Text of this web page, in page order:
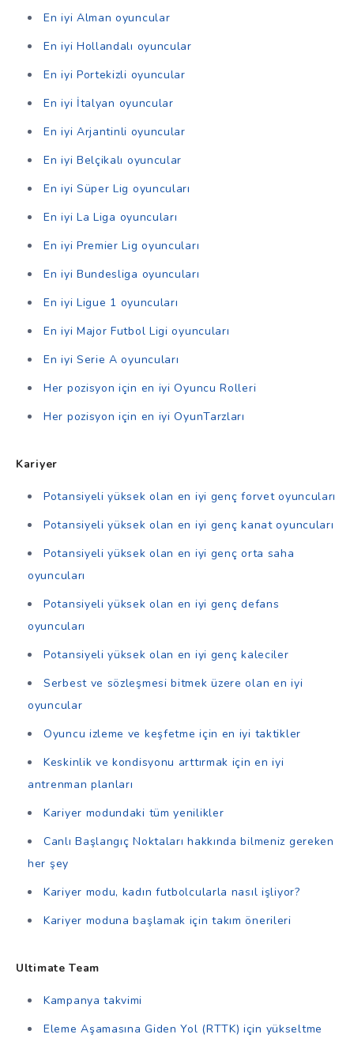
En iyi Alman oyuncular
En iyi Hollandalı oyuncular
En iyi Portekizli oyuncular
En iyi İtalyan oyuncular
En iyi Arjantinli oyuncular
En iyi Belçikalı oyuncular
En iyi Süper Lig oyuncuları
En iyi La Liga oyuncuları
En iyi Premier Lig oyuncuları
En iyi Bundesliga oyuncuları
En iyi Ligue 1 oyuncuları
En iyi Major Futbol Ligi oyuncuları
En iyi Serie A oyuncuları
Her pozisyon için en iyi Oyuncu Rolleri
Her pozisyon için en iyi OyunTarzları
Kariyer
Potansiyeli yüksek olan en iyi genç forvet oyuncuları
Potansiyeli yüksek olan en iyi genç kanat oyuncuları
Potansiyeli yüksek olan en iyi genç orta saha
oyuncuları
Potansiyeli yüksek olan en iyi genç defans
oyuncuları
Potansiyeli yüksek olan en iyi genç kaleciler
Serbest ve sözleşmesi bitmek üzere olan en iyi
oyuncular
Oyuncu izleme ve keşfetme için en iyi taktikler
Keskinlik ve kondisyonu arttırmak için en iyi
antrenman planları
Kariyer modundaki tüm yenilikler
Canlı Başlangıç Noktaları hakkında bilmeniz gereken
her şey
Kariyer modu, kadın futbolcularla nasıl işliyor?
Kariyer moduna başlamak için takım önerileri
Ultimate Team
Kampanya takvimi
Eleme Aşamasına Giden Yol (RTTK) için yükseltme